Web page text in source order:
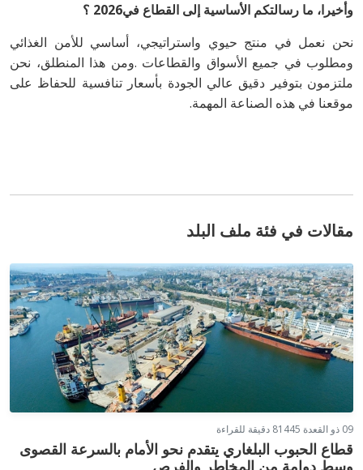
وأخيرا،‭ ‬ما‭ ‬رسالتكم‭ ‬الأساسية‭ ‬إلى‭ ‬القطاع‭ ‬في‭ ‬2026؟
‬موقعنا‭ ‬في‭ ‬هذه‭ ‬الصناعة‭ ‬المهمة‭.‬
مقالات في فئة ملف البلد
09 ذو القعدة 1445 8 دقيقة للقراءة
قطاع الحبوب البلغاري يتقدم نحو الأمام بالسرعة القصوى
وسط دوامة من المخاطر والفرص